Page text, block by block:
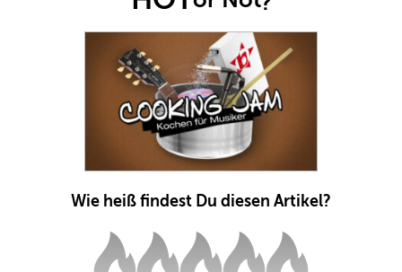
Wie heiß findest Du diesen Artikel?